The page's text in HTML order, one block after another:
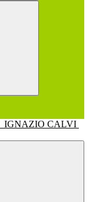
IGNAZIO CALVI